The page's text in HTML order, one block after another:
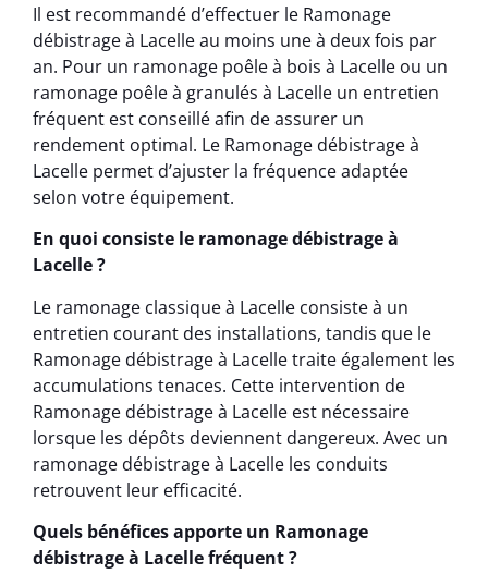
Il est recommandé d’effectuer le Ramonage
débistrage à Lacelle au moins une à deux fois par
an. Pour un ramonage poêle à bois à Lacelle ou un
ramonage poêle à granulés à Lacelle un entretien
fréquent est conseillé afin de assurer un
rendement optimal. Le Ramonage débistrage à
Lacelle permet d’ajuster la fréquence adaptée
selon votre équipement.
En quoi consiste le ramonage débistrage à
Lacelle ?
Le ramonage classique à Lacelle consiste à un
entretien courant des installations, tandis que le
Ramonage débistrage à Lacelle traite également les
accumulations tenaces. Cette intervention de
Ramonage débistrage à Lacelle est nécessaire
lorsque les dépôts deviennent dangereux. Avec un
ramonage débistrage à Lacelle les conduits
retrouvent leur efficacité.
Quels bénéfices apporte un Ramonage
débistrage à Lacelle fréquent ?